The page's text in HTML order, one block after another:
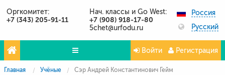
Оргкомитет: Нач. классы и Go West:
+7 (343) 205-91-11 +7 (908) 918-17-80
5chet@urfodu.ru
Россия
Русский
Олимпиады
Войти Регистрация
Главная Учёные Сэр Андрей Константинович Гейм